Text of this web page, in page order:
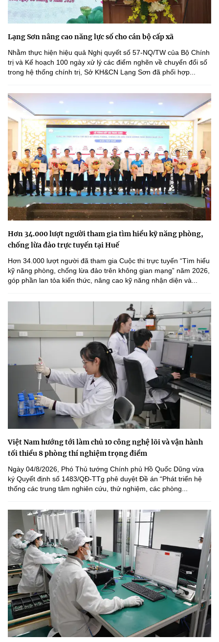
Lạng Sơn nâng cao năng lực số cho cán bộ cấp xã
Nhằm thực hiện hiệu quả Nghị quyết số 57-NQ/TW của Bộ Chính
trị và Kế hoạch 100 ngày xử lý các điểm nghẽn về chuyển đổi số
trong hệ thống chính trị, Sở KH&CN Lạng Sơn đã phối hợp...
Hơn 34.000 lượt người tham gia tìm hiểu kỹ năng phòng,
chống lừa đảo trực tuyến tại Huế
Hơn 34.000 lượt người đã tham gia Cuộc thi trực tuyến “Tìm hiểu
kỹ năng phòng, chống lừa đảo trên không gian mạng” năm 2026,
góp phần lan tỏa kiến thức, nâng cao kỹ năng nhận diện và...
Việt Nam hướng tới làm chủ 10 công nghệ lõi và vận hành
tối thiểu 8 phòng thí nghiệm trọng điểm
Ngày 04/8/2026, Phó Thủ tướng Chính phủ Hồ Quốc Dũng vừa
ký Quyết định số 1483/QĐ-TTg phê duyệt Đề án “Phát triển hệ
thống các trung tâm nghiên cứu, thử nghiệm, các phòng...